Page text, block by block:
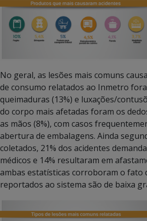
No geral, as lesões mais comuns
de consumo relatados ao Inmetro
queimaduras (13%) e luxações/
do corpo mais afetadas foram os
as mãos (8%), com casos
abertura de embalagens. Ainda
coletados, 21% dos acidentes
médicos e 14% resultaram em
ambas estatísticas corroboram o fato
reportados ao sistema são de baixa